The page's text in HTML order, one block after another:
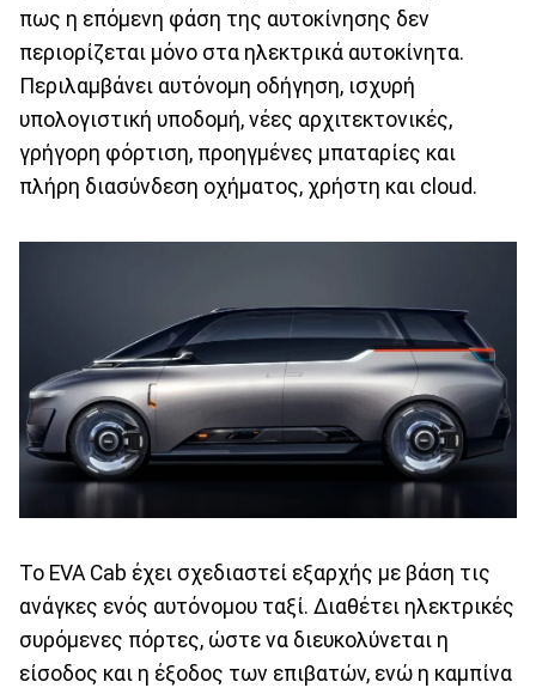
πως η επόμενη φάση της αυτοκίνησης δεν
περιορίζεται μόνο στα ηλεκτρικά αυτοκίνητα.
Περιλαμβάνει αυτόνομη οδήγηση, ισχυρή
υπολογιστική υποδομή, νέες αρχιτεκτονικές,
γρήγορη φόρτιση, προηγμένες μπαταρίες και
πλήρη διασύνδεση οχήματος, χρήστη και cloud.
Το EVA Cab έχει σχεδιαστεί εξαρχής με βάση τις
ανάγκες ενός αυτόνομου ταξί. Διαθέτει ηλεκτρικές
συρόμενες πόρτες, ώστε να διευκολύνεται η
είσοδος και η έξοδος των επιβατών, ενώ η καμπίνα